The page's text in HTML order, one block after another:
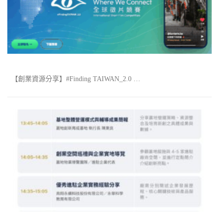
【創業資源分享】#Finding TAIWAN_2.0 …